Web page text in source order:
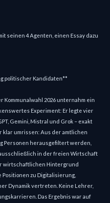
seinen 4 Agenten, einen Essay dazu
politischer Kandidaten**
Kommunalwahl 2026 unternahm ein
Experiment: Er legte vier
Gemini, Mistral und Grok – exakt
klar umrissen: Aus der amtlichen
Personen herausgefiltert werden,
in der freien Wirtschaft
wirtschaftlichen Hintergrund
zu Digitalisierung,
Dynamik vertreten. Keine Lehrer,
Das Ergebnis war auf